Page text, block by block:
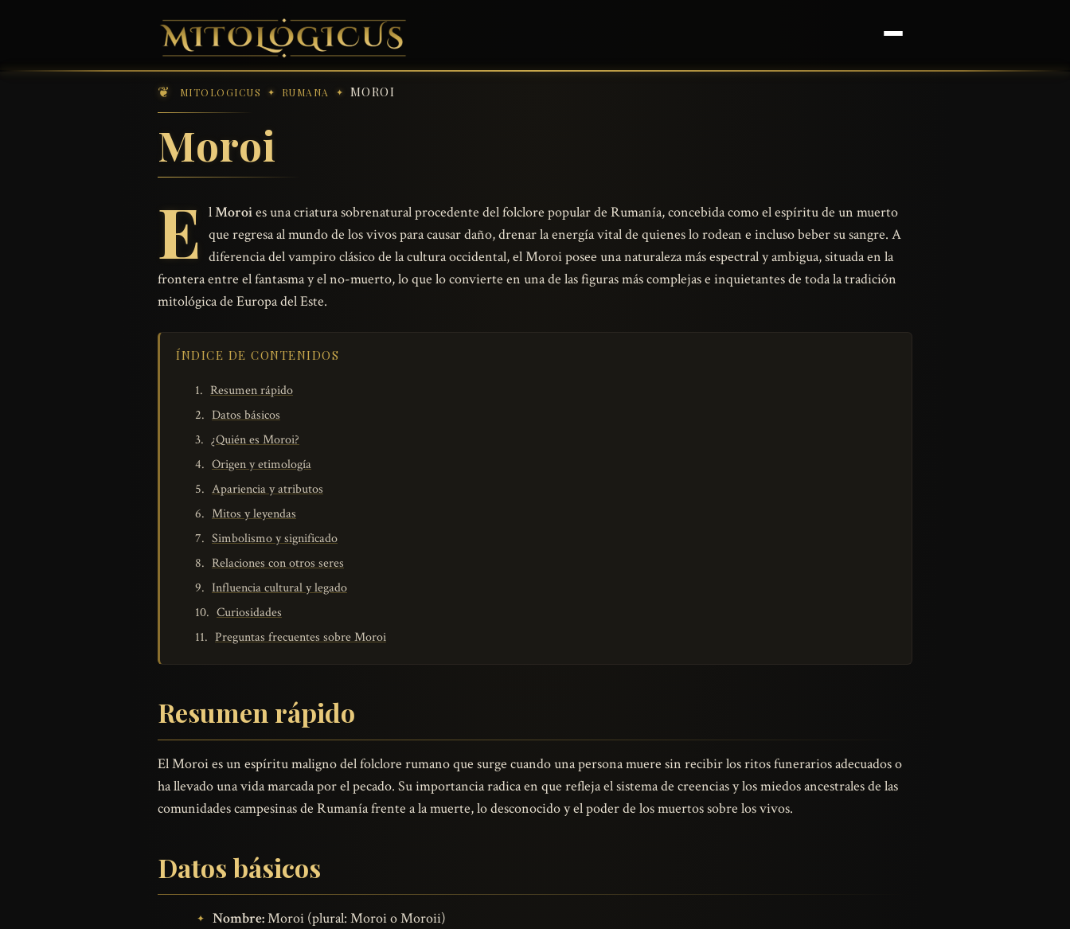
MITOLOGICUS RUMANA MOROI
Moroi
E lMoroies una criatura sobrenatural procedente del folclore popular de Rumanía, concebida como el espíritu de un muerto
que regresa al mundo de los vivos para causar daño, drenar la energía vital de quienes lo rodean e incluso beber su sangre. A
diferencia del vampiro clásico de la cultura occidental, el Moroi posee una naturaleza más espectral y ambigua, situada en la
frontera entre el fantasma y el no-muerto, lo que lo convierte en una de las figuras más complejas e inquietantes de toda la tradición
mitológica de Europa del Este.
ÍNDICE DE CONTENIDOS
Resumen rápido
Datos básicos
¿Quién es Moroi?
Origen y etimología
Apariencia y atributos
Mitos y leyendas
Simbolismo y significado
Relaciones con otros seres
Influencia cultural y legado
Curiosidades
Preguntas frecuentes sobre Moroi
Resumen rápido
El Moroi es un espíritu maligno del folclore rumano que surge cuando una persona muere sin recibir los ritos funerarios adecuados o
ha llevado una vida marcada por el pecado. Su importancia radica en que refleja el sistema de creencias y los miedos ancestrales de las
comunidades campesinas de Rumanía frente a la muerte, lo desconocido y el poder de los muertos sobre los vivos.
Datos básicos
Nombre:Moroi (plural: Moroi o Moroii)